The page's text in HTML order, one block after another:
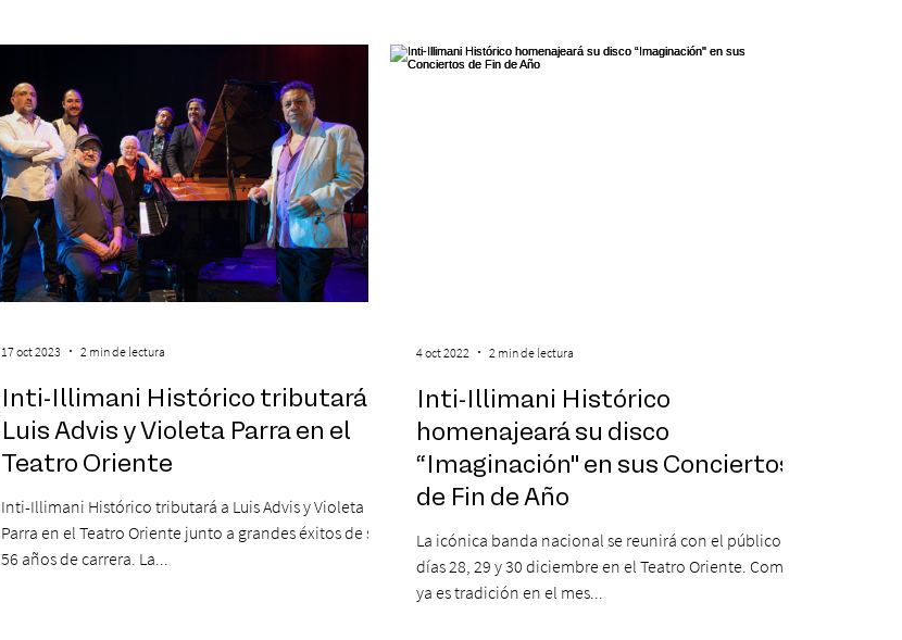
Inti-Illimani Histórico tributará a
Luis Advis y Violeta Parra en el
Teatro Oriente
Inti-Illimani Histórico tributará a Luis Advis y Violeta
Parra en el Teatro Oriente junto a grandes éxitos de sus
56 años de carrera. La...
17 oct 2023 2 min de lectura
Inti-Illimani Histórico
homenajeará su disco
“Imaginación" en sus Conciertos
de Fin de Año
La icónica banda nacional se reunirá con el público los
días 28, 29 y 30 diciembre en el Teatro Oriente. Como
ya es tradición en el mes...
4 oct 2022 2 min de lectura